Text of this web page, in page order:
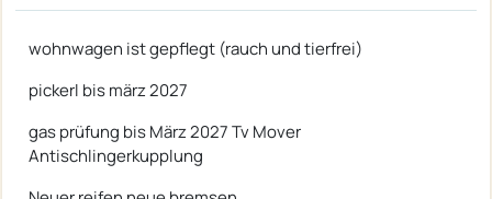
wohnwagen ist gepflegt (rauch und tierfrei)
pickerl bis märz 2027
gas prüfung bis März 2027 Tv Mover
Antischlingerkupplung